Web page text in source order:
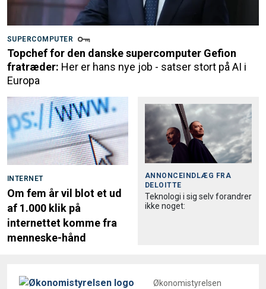
SUPERCOMPUTER
Topchef for den danske supercomputer Gefion
fratræder: Her er hans nye job - satser stort på AI i
Europa
INTERNET
Om fem år vil blot et ud
af 1.000 klik på
internettet komme fra
menneske-hånd
ANNONCEINDLÆG FRA
DELOITTE
Teknologi i sig selv forandrer
ikke noget:
Økonomistyrelsen